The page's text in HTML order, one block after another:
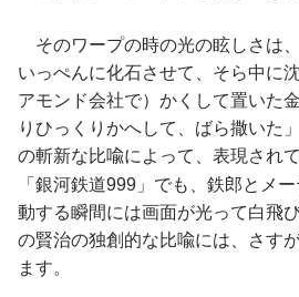
そのワープの時の光の眩しさは
いっぺんに化石させて、そら中に
アモンド会社で）かくして置いた
りひっくりかへして、ばら撒いた
の斬新な比喩によって、表現され
「銀河鉄道999」でも、鉄郎とメ
動する瞬間には画面が光って白飛
の賢治の独創的な比喩には、さす
ます。